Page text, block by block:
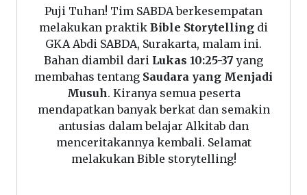
Puji Tuhan! Tim SABDA berkesempatan
melakukan praktik Bible Storytelling di
GKA Abdi SABDA, Surakarta, malam ini.
Bahan diambil dari Lukas 10:25-37 yang
membahas tentang Saudara yang Menjadi
Musuh. Kiranya semua peserta
mendapatkan banyak berkat dan semakin
antusias dalam belajar Alkitab dan
menceritakannya kembali. Selamat
melakukan Bible storytelling!